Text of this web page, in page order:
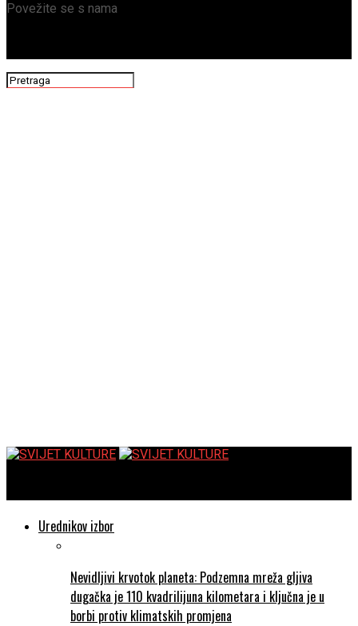
Povežite se s nama
Urednikov izbor
Nevidljivi krvotok planeta: Podzemna mreža gljiva
dugačka je 110 kvadrilijuna kilometara i ključna je u
borbi protiv klimatskih promjena